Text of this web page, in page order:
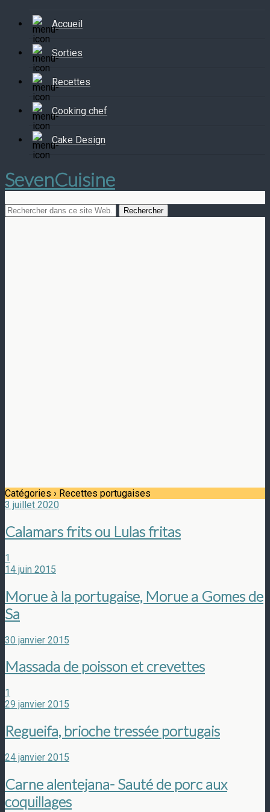
Accueil
Sorties
Recettes
Cooking chef
Cake Design
SevenCuisine
Catégories › Recettes portugaises
3 juillet 2020
Calamars frits ou Lulas fritas
1
14 juin 2015
Morue à la portugaise, Morue a Gomes de
Sa
30 janvier 2015
Massada de poisson et crevettes
1
29 janvier 2015
Regueifa, brioche tressée portugais
24 janvier 2015
Carne alentejana- Sauté de porc aux
coquillages